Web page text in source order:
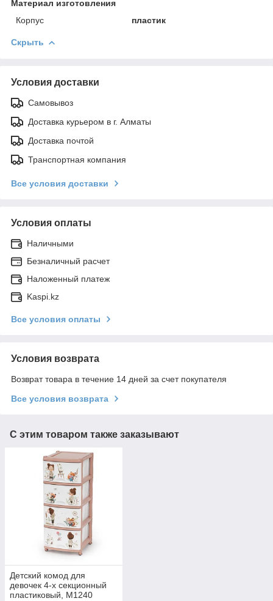
Материал изготовления
Корпус
пластик
Скрыть
Условия доставки
Самовывоз
Доставка курьером в г. Алматы
Доставка почтой
Транспортная компания
Все условия доставки
Условия оплаты
Наличными
Безналичный расчет
Наложенный платеж
Kaspi.kz
Все условия оплаты
Условия возврата
Возврат товара в течение 14 дней за счет покупателя
Все условия возврата
С этим товаром также заказывают
Детский комод для
девочек 4-х секционный
пластиковый, М1240